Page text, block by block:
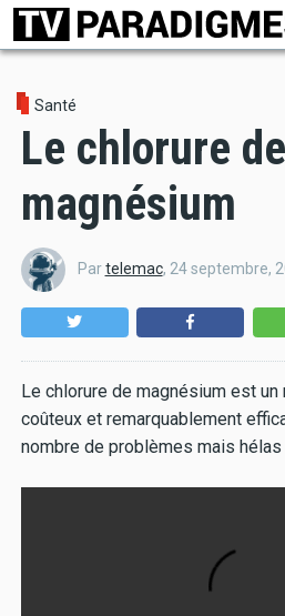
Aller
contenu
Santé
Le chlorure de
magnésium
Partelemac, 24 septembre,
Le chlorure de magnésium est
coûteux et remarquablement
nombre de problèmes mais hélas